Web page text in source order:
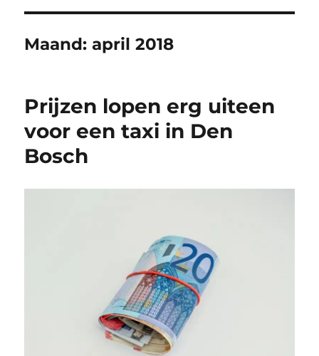
Maand:april 2018
Prijzen lopen erg uiteen
voor een taxi in Den
Bosch